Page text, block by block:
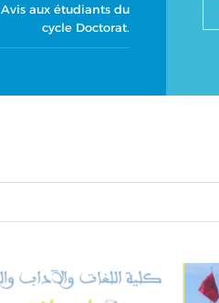
Avis aux étudiants du
cycle Doctorat.